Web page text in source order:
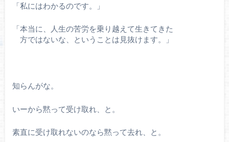
「私にはわかるのです。」
「本当に、人生の苦労を乗り越えて生きてきた
方ではないな、ということは見抜けます。」
知らんがな。
いーから黙って受け取れ、と。
素直に受け取れないのなら黙って去れ、と。